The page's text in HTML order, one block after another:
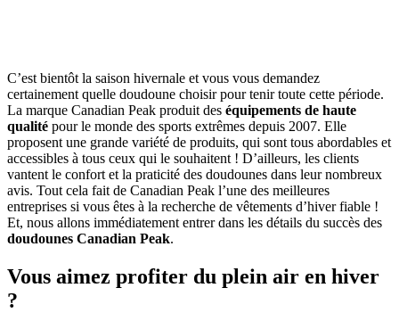
C’est bientôt la saison hivernale et vous vous demandez
certainement quelle doudoune choisir pour tenir toute cette période.
La marque Canadian Peak produit des équipements de haute
qualité pour le monde des sports extrêmes depuis 2007. Elle
proposent une grande variété de produits, qui sont tous abordables et
accessibles à tous ceux qui le souhaitent ! D’ailleurs, les clients
vantent le confort et la praticité des doudounes dans leur nombreux
avis. Tout cela fait de Canadian Peak l’une des meilleures
entreprises si vous êtes à la recherche de vêtements d’hiver fiable !
Et, nous allons immédiatement entrer dans les détails du succès des
doudounes Canadian Peak.
Vous aimez profiter du plein air en hiver
?